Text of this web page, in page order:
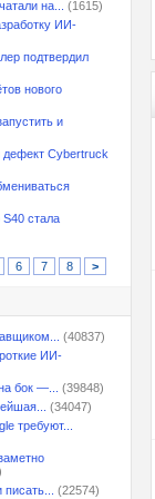
на...
(1615)
ИИ-
подтвердил
нового
и
Cybertruck
стала
6 7 8 >
(40837)
ИИ-
бок —...
(39848)
(34047)
требуют...
(22574)